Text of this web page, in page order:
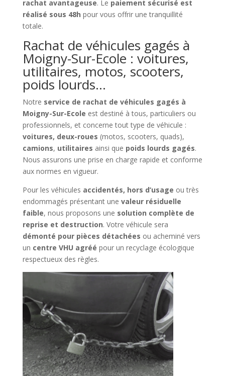
rachat avantageuse. Le paiement sécurisé est
réalisé sous 48h pour vous offrir une tranquillité
totale.
Rachat de véhicules gagés à
Moigny-Sur-Ecole : voitures,
utilitaires, motos, scooters,
poids lourds…
Notre service de rachat de véhicules gagés à
Moigny-Sur-Ecole est destiné à tous, particuliers ou
professionnels, et concerne tout type de véhicule :
voitures, deux-roues (motos, scooters, quads),
camions, utilitaires ainsi que poids lourds gagés.
Nous assurons une prise en charge rapide et conforme
aux normes en vigueur.
Pour les véhicules accidentés, hors d’usage ou très
endommagés présentant une valeur résiduelle
faible, nous proposons une solution complète de
reprise et destruction. Votre véhicule sera
démonté pour pièces détachées ou acheminé vers
un centre VHU agréé pour un recyclage écologique
respectueux des règles.